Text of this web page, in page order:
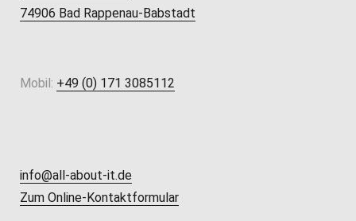
74906 Bad Rappenau-Babstadt
Mobil: +49 (0) 171 3085112
info@all-about-it.de
Zum Online-Kontaktformular